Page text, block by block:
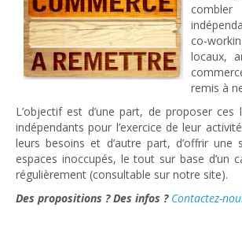
co-
locaux,
remis à
L’objectif est d’une part, de proposer
indépendants pour l’exercice de leur
leurs besoins et d’autre part, d’offrir une
espaces inoccupés, le tout sur base d’un
régulièrement (consultable sur notre site).
Des propositions ? Des infos ? Contactez-